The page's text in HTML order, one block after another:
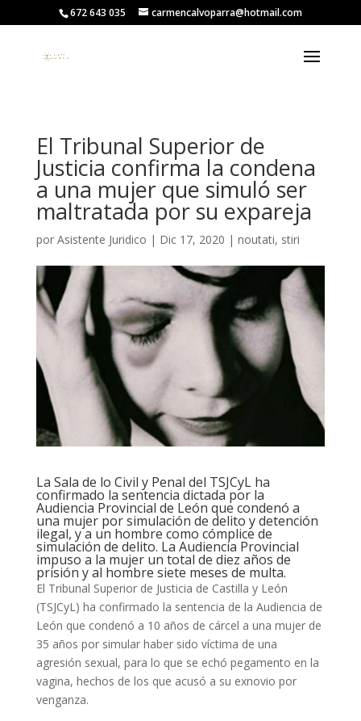
672 643 035 carmencalvoparra@hotmail.com
El Tribunal Superior de
Justicia confirma la condena
a una mujer que simuló ser
maltratada por su expareja
por Asistente Juridico | Dic 17, 2020 | noutati, stiri
La Sala de lo Civil y Penal del TSJCyL ha
confirmado la sentencia dictada por la
Audiencia Provincial de León que condenó a
una mujer por simulación de delito y detención
ilegal, y a un hombre como cómplice de
simulación de delito. La Audiencia Provincial
impuso a la mujer un total de diez años de
prisión y al hombre siete meses de multa.
El Tribunal Superior de Justicia de Castilla y León
(TSJCyL) ha confirmado la sentencia de la Audiencia de
León que condenó a 10 años de cárcel a una mujer de
35 años por simular haber sido víctima de una
agresión sexual, para lo que se echó pegamento en la
vagina, hechos de los que acusó a su exnovio por
venganza.